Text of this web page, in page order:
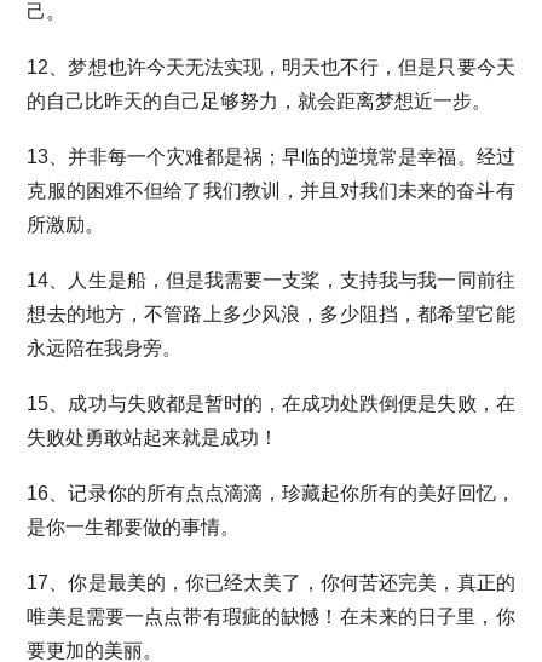
己。
12、梦想也许今天无法实现，明天也不行，但是只要今天
的自己比昨天的自己足够努力，就会距离梦想近一步。
13、并非每一个灾难都是祸；早临的逆境常是幸福。经过
克服的困难不但给了我们教训，并且对我们未来的奋斗有
所激励。
14、人生是船，但是我需要一支桨，支持我与我一同前往
想去的地方，不管路上多少风浪，多少阻挡，都希望它能
永远陪在我身旁。
15、成功与失败都是暂时的，在成功处跌倒便是失败，在
失败处勇敢站起来就是成功！
16、记录你的所有点点滴滴，珍藏起你所有的美好回忆，
是你一生都要做的事情。
17、你是最美的，你已经太美了，你何苦还完美，真正的
唯美是需要一点点带有瑕疵的缺憾！在未来的日子里，你
要更加的美丽。